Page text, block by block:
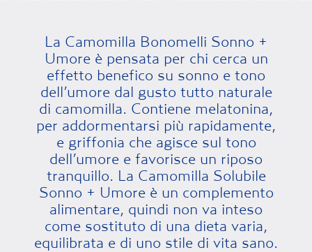
La Camomilla Bonomelli Sonno +
Umore è pensata per chi cerca un
effetto benefico su sonno e tono
dell’umore dal gusto tutto naturale
di camomilla. Contiene melatonina,
per addormentarsi più rapidamente,
e griffonia che agisce sul tono
dell’umore e favorisce un riposo
tranquillo. La Camomilla Solubile
Sonno + Umore è un complemento
alimentare, quindi non va inteso
come sostituto di una dieta varia,
equilibrata e di uno stile di vita sano.